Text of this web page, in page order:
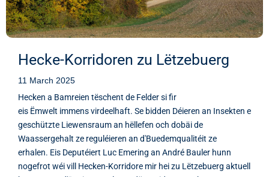
Hecke-Korridoren zu Lëtzebuerg
11 March 2025
Hecken a Bamreien tëschent de Felder si fir
eis Ëmwelt immens virdeelhaft. Se bidden Déieren an Insekten e
geschützte Liewensraum an hëllefen och dobäi de
Waassergehalt ze reguléieren an d'Buedemqualitéit ze
erhalen. Eis Deputéiert Luc Emering an André Bauler hunn
nogefrot wéi vill Hecken-Korridore mir hei zu Lëtzebuerg aktuell